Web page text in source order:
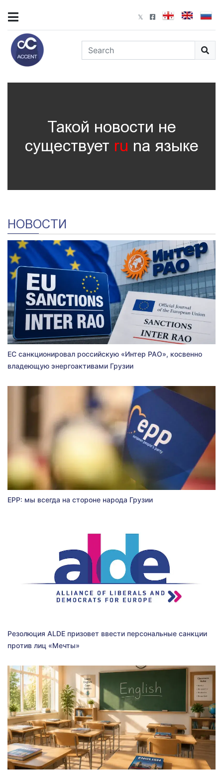
Такой новости не
существует ru nа языке
НОВОСТИ
ЕС санкционировал российскую «Интер РАО», косвенно
владеющую энергоактивами Грузии
EPP: мы всегда на стороне народа Грузии
Резолюция ALDE призовет ввести персональные санкции
против лиц «Мечты»